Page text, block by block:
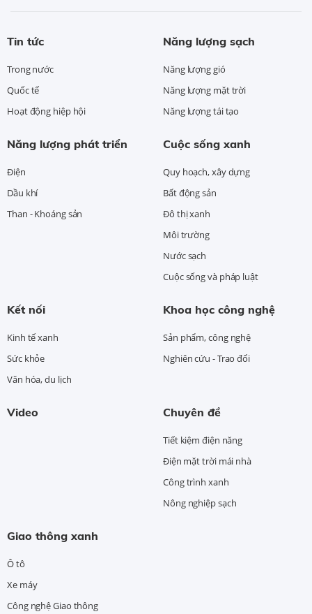
Tin tức
Trong nước
Quốc tế
Hoạt động hiệp hội
Năng lượng sạch
Năng lượng gió
Năng lượng mặt trời
Năng lượng tái tạo
Năng lượng phát triển
Điện
Dầu khí
Than - Khoáng sản
Cuộc sống xanh
Quy hoạch, xây dựng
Bất động sản
Đô thị xanh
Môi trường
Nước sạch
Cuộc sống và pháp luật
Kết nối
Kinh tế xanh
Sức khỏe
Văn hóa, du lịch
Khoa học công nghệ
Sản phẩm, công nghệ
Nghiên cứu - Trao đổi
Video Chuyên đề
Tiết kiệm điện năng
Điện mặt trời mái nhà
Công trình xanh
Nông nghiệp sạch
Giao thông xanh
Ô tô
Xe máy
Công nghệ Giao thông